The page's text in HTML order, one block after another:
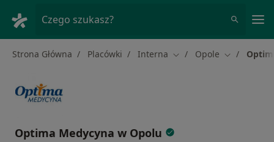
Czego szukasz?
Strona Główna Placówki Interna Zmień miasto
Opole Zmień
Optima Medycyna w Opolu